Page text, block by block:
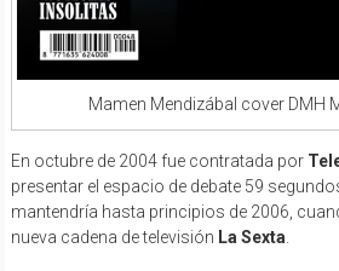
Mamen Mendizábal cover DMH
En octubre de 2004 fue contratada por
presentar el espacio de debate 59
mantendría hasta principios de 2006,
nueva cadena de televisión La Sexta